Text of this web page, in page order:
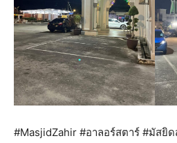
#MasjidZahir #อาลอร์สตาร์ #มัสยิ